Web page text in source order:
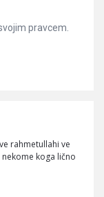
pravcem.
rahmetullahi ve
koga lično